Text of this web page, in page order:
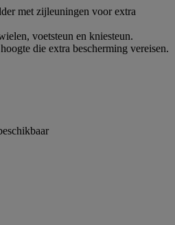
met zijleuningen voor extra
voetsteun en kniesteun.
die extra bescherming vereisen.